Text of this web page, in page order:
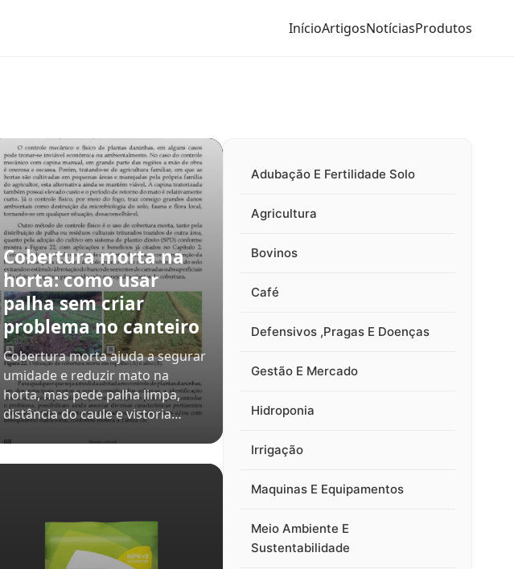
InícioArtigosNotíciasProdutos
Cobertura morta na
horta: como usar
palha sem criar
problema no canteiro
Cobertura morta ajuda a segurar
umidade e reduzir mato na
horta, mas pede palha limpa,
distância do caule e vistoria…
Adubação E Fertilidade Solo
Agricultura
Bovinos
Café
Defensivos ,Pragas E Doenças
Gestão E Mercado
Hidroponia
Irrigação
Maquinas E Equipamentos
Meio Ambiente E
Sustentabilidade